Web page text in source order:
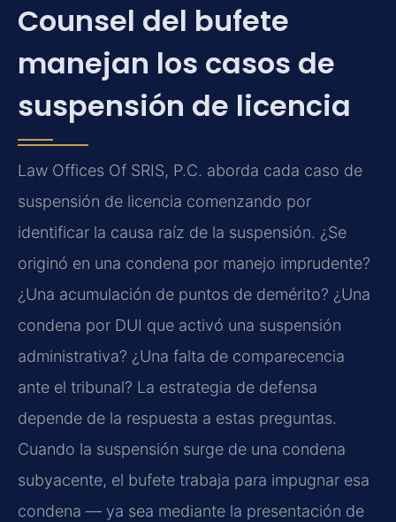
Counsel del bufete
manejan los casos de
suspensión de licencia
Law Offices Of SRIS, P.C. aborda cada caso de
suspensión de licencia comenzando por
identificar la causa raíz de la suspensión. ¿Se
originó en una condena por manejo imprudente?
¿Una acumulación de puntos de demérito? ¿Una
condena por DUI que activó una suspensión
administrativa? ¿Una falta de comparecencia
ante el tribunal? La estrategia de defensa
depende de la respuesta a estas preguntas.
Cuando la suspensión surge de una condena
subyacente, el bufete trabaja para impugnar esa
condena — ya sea mediante la presentación de